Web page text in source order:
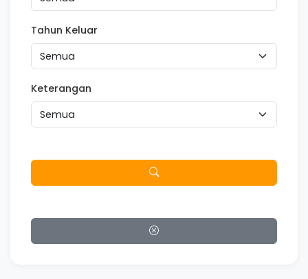
Tahun Keluar
Keterangan